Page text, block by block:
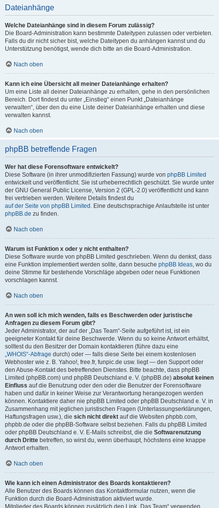
Dateianhänge
Welche Dateianhänge sind in diesem Forum zulässig?
Die Board-Administration kann bestimmte Dateitypen zulassen oder verbieten.
Falls du dir nicht sicher bist, welche Dateitypen du anhängen kannst und du
Unterstützung benötigst, wende dich bitte an die Board-Administration.
Nach oben
Kann ich eine Übersicht all meiner Dateianhänge erhalten?
Um eine Liste all deiner Dateianhänge zu erhalten, gehe in den persönlichen
Bereich. Dort findest du unter „Einstieg“ einen Punkt „Dateianhänge
verwalten“, über den du eine Liste deiner Dateianhänge erhalten und diese
verwalten kannst.
Nach oben
phpBB betreffende Fragen
Wer hat diese Forensoftware entwickelt?
Diese Software (in ihrer unmodifizierten Fassung) wurde von phpBB Limited
entwickelt und veröffentlicht. Sie ist urheberrechtlich geschützt. Sie wurde unter
der GNU General Public License, Version 2 (GPL-2.0) veröffentlicht und kann
frei vertrieben werden. Weitere Details findest du
auf der Seite von phpBB Limited . Eine deutschsprachige Anlaufstelle ist unter
phpBB.de zu finden.
Nach oben
Warum ist Funktion x oder y nicht enthalten?
Diese Software wurde von phpBB Limited geschrieben. Wenn du denkst, dass
eine Funktion implementiert werden sollte, dann besuche phpBB Ideas, wo du
deine Stimme für bestehende Vorschläge abgeben oder neue Funktionen
vorschlagen kannst.
Nach oben
An wen soll ich mich wenden, falls es Beschwerden oder juristische
Anfragen zu diesem Forum gibt?
Jeder Administrator, der auf der „Das Team“-Seite aufgeführt ist, ist ein
geeigneter Kontakt für deine Beschwerde. Wenn du so keine Antwort erhältst,
solltest du den Besitzer der Domain kontaktieren (führe dazu eine
„WHOIS“-Abfrage durch) oder — falls diese Seite bei einem kostenlosen
Webhoster wie z. B. Yahoo!, free.fr, funpic.de usw. liegt — den Support oder
den Abuse-Kontakt des betreffenden Dienstes. Bitte beachte, dass phpBB
Limited (phpBB.com) und phpBB Deutschland e. V. (phpBB.de) absolut keinen
Einfluss auf die Benutzung oder den oder die Benutzer der Forensoftware
haben und dafür in keiner Weise zur Verantwortung herangezogen werden
können. Kontaktiere daher nie phpBB Limited oder phpBB Deutschland e. V. in
Zusammenhang mit jeglichen juristischen Fragen (Unterlassungserklärungen,
Haftungsfragen usw.), die sich nicht direkt auf die Websiten phpbb.com,
phpbb.de oder die phpBB-Software selbst beziehen. Falls du phpBB Limited
oder phpBB Deutschland e. V. E-Mails schreibst, die die Softwarenutzung
durch Dritte betreffen, so wirst du, wenn überhaupt, höchstens eine knappe
Antwort erhalten.
Nach oben
Wie kann ich einen Administrator des Boards kontaktieren?
Alle Benutzer des Boards können das Kontaktformular nutzen, wenn die
Funktion durch die Board-Administration aktiviert wurde.
Mitglieder des Boards können zusätzlich den Link „Das Team“ verwenden.